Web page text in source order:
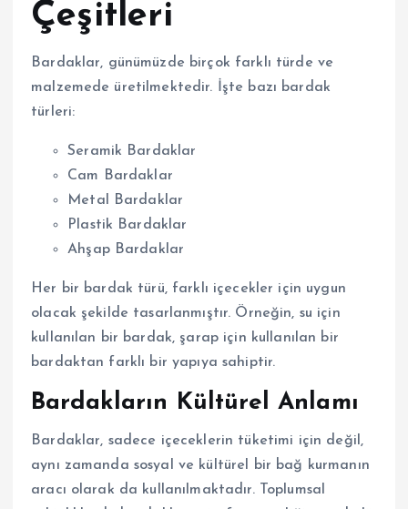
Çeşitleri
Bardaklar, günümüzde birçok farklı türde ve
malzemede üretilmektedir. İşte bazı bardak
türleri:
Seramik Bardaklar
Cam Bardaklar
Metal Bardaklar
Plastik Bardaklar
Ahşap Bardaklar
Her bir bardak türü, farklı içecekler için uygun
olacak şekilde tasarlanmıştır. Örneğin, su için
kullanılan bir bardak, şarap için kullanılan bir
bardaktan farklı bir yapıya sahiptir.
Bardakların Kültürel Anlamı
Bardaklar, sadece içeceklerin tüketimi için değil,
aynı zamanda sosyal ve kültürel bir bağ kurmanın
aracı olarak da kullanılmaktadır. Toplumsal